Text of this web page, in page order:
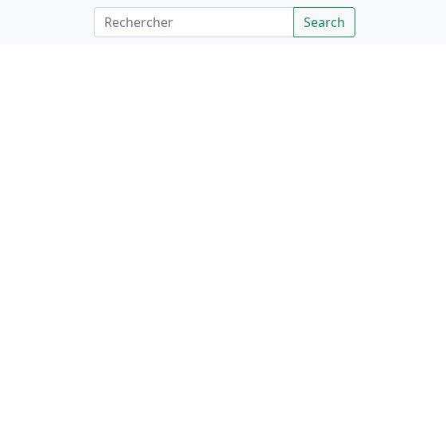
Rechercher
Search